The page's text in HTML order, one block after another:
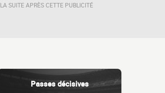
LA SUITE APRÈS CETTE PUBLICITÉ
Passes décisives